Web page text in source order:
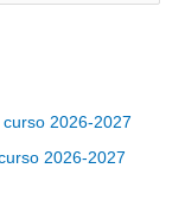
2026-2027
2026-2027